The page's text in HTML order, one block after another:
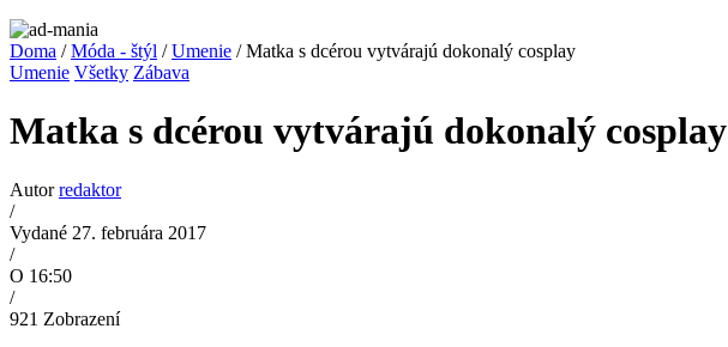
Doma /Móda - štýl /Umenie / Matka s dcérou vytvárajú dokonalý cosplay
Umenie Všetky Zábava
Matka s dcérou vytvárajú dokonalý cosplay
Autorredaktor
/
Vydané 27. februára 2017
/
O 16:50
/
921 Zobrazení